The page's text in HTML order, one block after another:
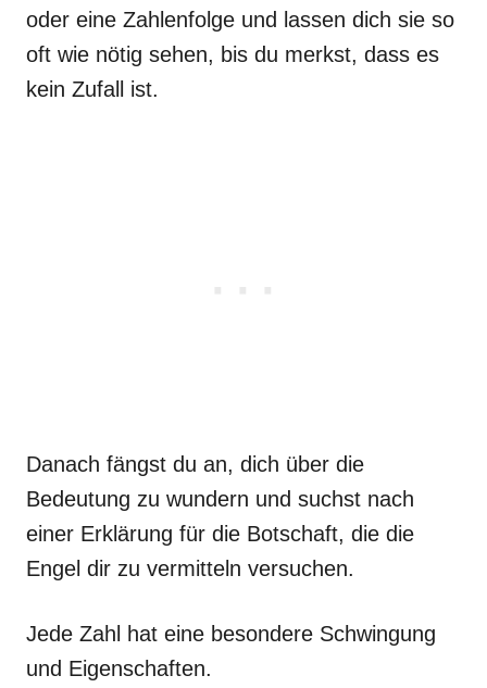
oder eine Zahlenfolge und lassen dich sie so
oft wie nötig sehen, bis du merkst, dass es
kein Zufall ist.
Danach fängst du an, dich über die
Bedeutung zu wundern und suchst nach
einer Erklärung für die Botschaft, die die
Engel dir zu vermitteln versuchen.
Jede Zahl hat eine besondere Schwingung
und Eigenschaften.